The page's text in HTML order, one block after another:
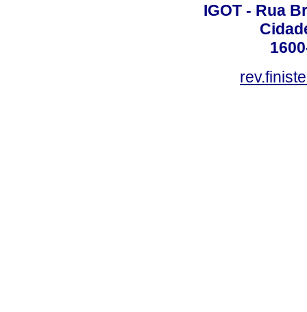
IGOT - Rua